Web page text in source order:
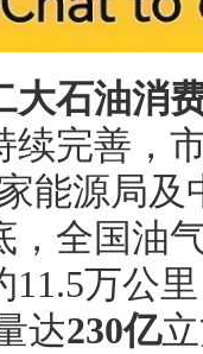
大石油消
续完善，
能源局
，全国油
11.5万公
达230亿